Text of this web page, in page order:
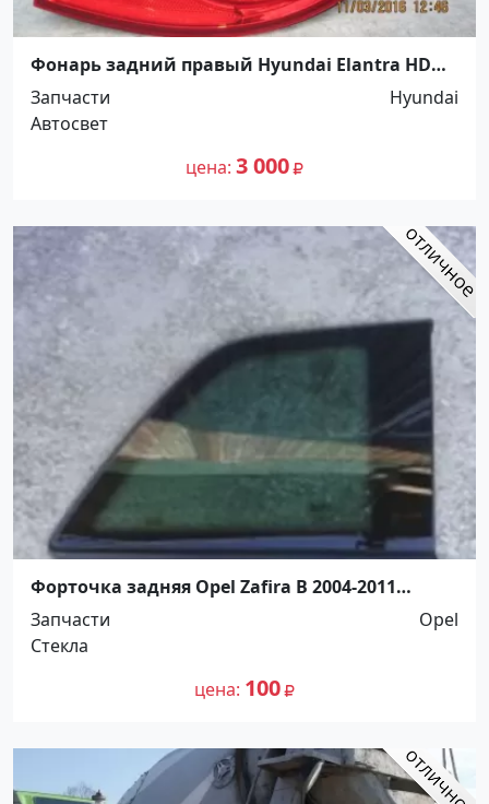
Фонарь задний правый Hyundai Elantra HD
2006-10 г. Краснодар
Запчасти
Hyundai
Автосвет
цена 3 000
Форточка задняя Opel Zafira B 2004-2011
Краснодар
Запчасти
Opel
Стекла
цена 100